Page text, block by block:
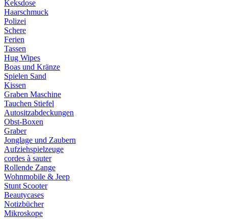
Keksdose
Haarschmuck
Polizei
Schere
Ferien
Tassen
Hug Wipes
Boas und Kränze
Spielen Sand
Kissen
Graben Maschine
Tauchen Stiefel
Autositzabdeckungen
Obst-Boxen
Graber
Jonglage und Zaubern
Aufziehspielzeuge
cordes à sauter
Rollende Zange
Wohnmobile & Jeep
Stunt Scooter
Beautycases
Notizbücher
Mikroskope